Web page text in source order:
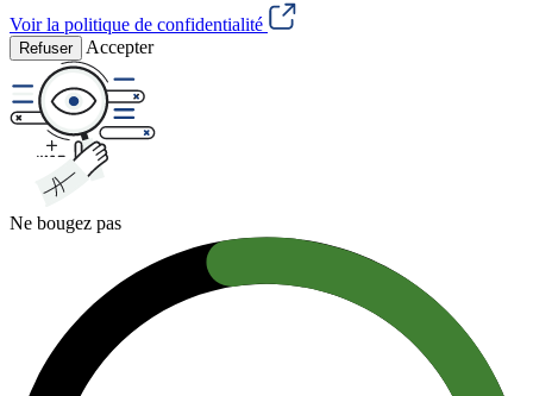
Voir la politique de confidentialité
Refuser Accepter
Ne bougez pas